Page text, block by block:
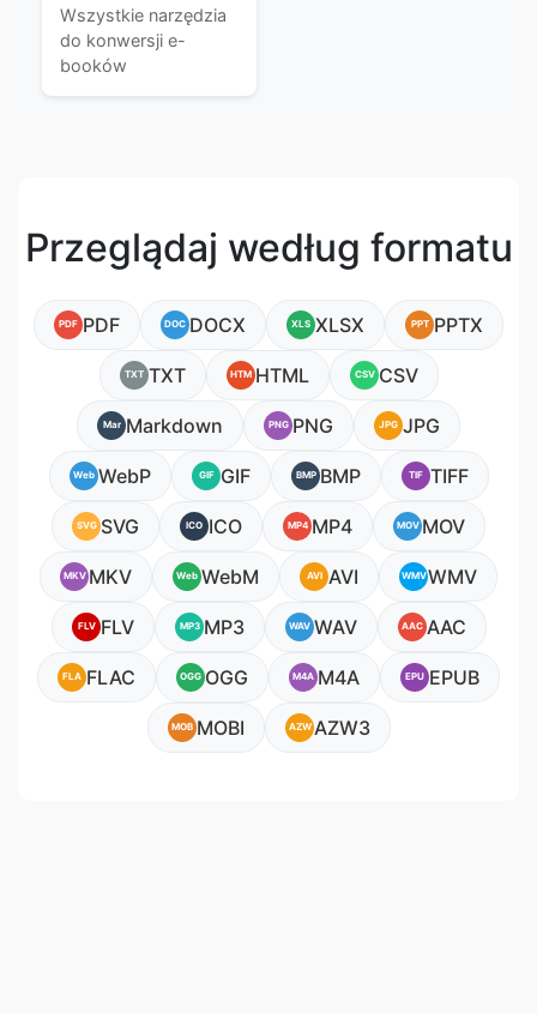
Wszystkie narzędzia
do konwersji e-
booków
Przeglądaj według formatu
PDF PDF DOC DOCX XLS XLSX PPT PPTX
TXT TXT HTM HTML CSV CSV
Mar Markdown PNG PNG JPG JPG
Web WebP GIF GIF BMP BMP TIF TIFF
SVG SVG ICO ICO MP4 MP4 MOV MOV
MKV MKV Web WebM AVI AVI WMVWMV
FLV FLV MP3 MP3 WAV WAV AAC AAC
FLA FLAC OGG OGG M4A M4A EPU EPUB
MOB MOBI AZWAZW3